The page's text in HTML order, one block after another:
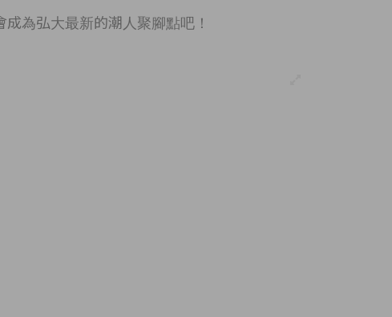
成為弘大最新的潮人聚腳點吧！